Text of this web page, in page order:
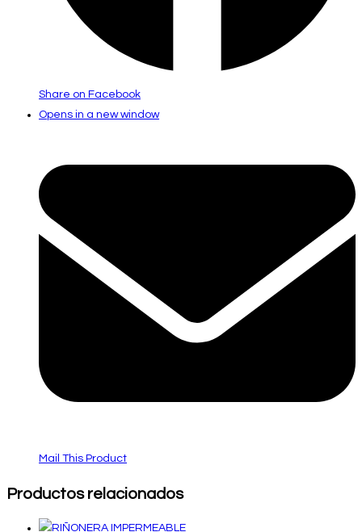
Share on Facebook
Opens in a new window
Mail This Product
Productos relacionados